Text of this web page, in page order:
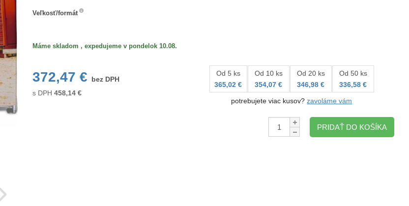
Veľkosť/formát
Máme skladom , expedujeme v pondelok 10.08.
372,47 €
bez DPH
s DPH 458,14€
Od 5 ks
365,02 €
Od 10 ks
354,07 €
Od 20 ks
346,98 €
Od 50 ks
336,58 €
potrebujete viac kusov?zavoláme vám
Množstvo:
PRIDAŤ DO KOŠÍKA